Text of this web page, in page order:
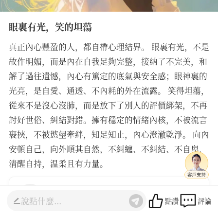
眼裏有光，笑的坦蕩
真正內心豐盈的人，都自帶心理結界。 眼裏有光，不是
故作明媚，而是內在自我足夠完整，接納了不完美，和
解了過往遺憾，內心有篤定的底氣與安全感；眼神裏的
光亮，是自愛、通透、不內耗的外在流露。 笑得坦蕩，
從來不是沒心沒肺，而是放下了別人的評價綁架，不再
討好世俗、糾結對錯。擁有穩定的情緒內核，不被流言
裹挾，不被慾望牽絆，知足知止，內心澄澈乾淨。 向內
安頓自己，向外順其自然，不糾纏、不糾結、不自卑，
清醒自持，温柔且有力量。
4.8
聯繫老師
點讚 評論